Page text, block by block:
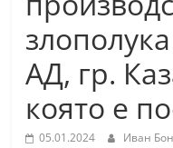
л
а
с
т
С
т
АД, гр.
която е
05.01.2024 Иван